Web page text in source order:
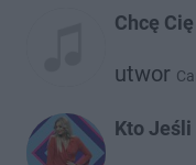
Chcę
utwor
Kto Jeśli